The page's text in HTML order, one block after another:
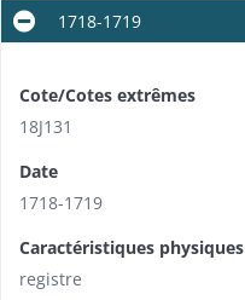
1718-1719
Cote/Cotes extrêmes
18J131
Date
1718-1719
Caractéristiques physiques
registre